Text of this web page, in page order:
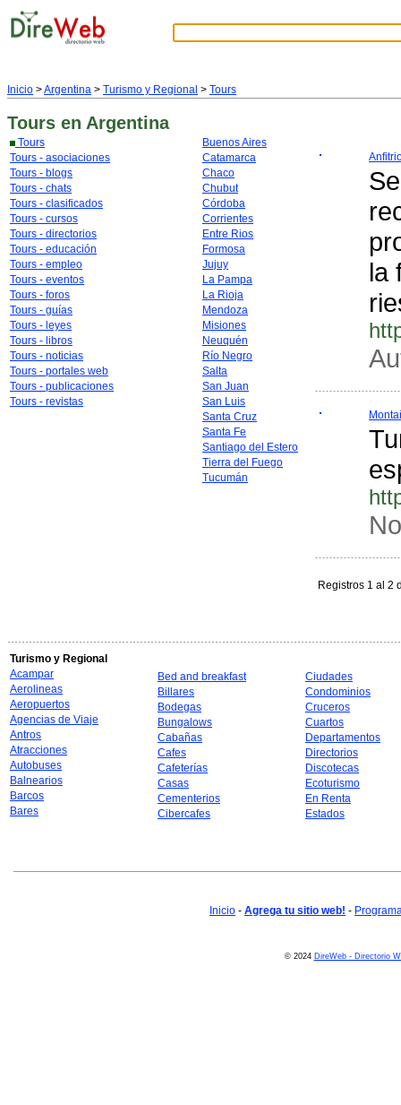
Inicio >Argentina > Turismo y Regional > Tours
Tours en Argentina
Tours
Tours - asociaciones
Tours - blogs
Tours - chats
Tours - clasificados
Tours - cursos
Tours - directorios
Tours - educación
Tours - empleo
Tours - eventos
Tours - foros
Tours - guías
Tours - leyes
Tours - libros
Tours - noticias
Tours - portales web
Tours - publicaciones
Tours - revistas
Buenos Aires
Catamarca
Chaco
Chubut
Córdoba
Corrientes
Entre Rios
Formosa
Jujuy
La Pampa
La Rioja
Mendoza
Misiones
Neuquén
Río Negro
Salta
San Juan
San Luis
Santa Cruz
Santa Fe
Santiago del Estero
Tierra del Fuego
Tucumán
la
Registros 1 al 2
Turismo y Regional
Acampar
Aerolineas
Aeropuertos
Agencias de Viaje
Antros
Atracciones
Autobuses
Balnearios
Barcos
Bares
Bed and breakfast
Billares
Bodegas
Bungalows
Cabañas
Cafes
Cafeterías
Casas
Cementerios
Cibercafes
Ciudades
Condominios
Cruceros
Cuartos
Departamentos
Directorios
Discotecas
Ecoturismo
En Renta
Estados
Inicio - Agrega tu sitio web! -
© 2024 DireWeb - Directorio